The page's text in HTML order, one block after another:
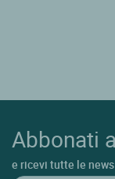
Abbonati
e ricevi tutte le